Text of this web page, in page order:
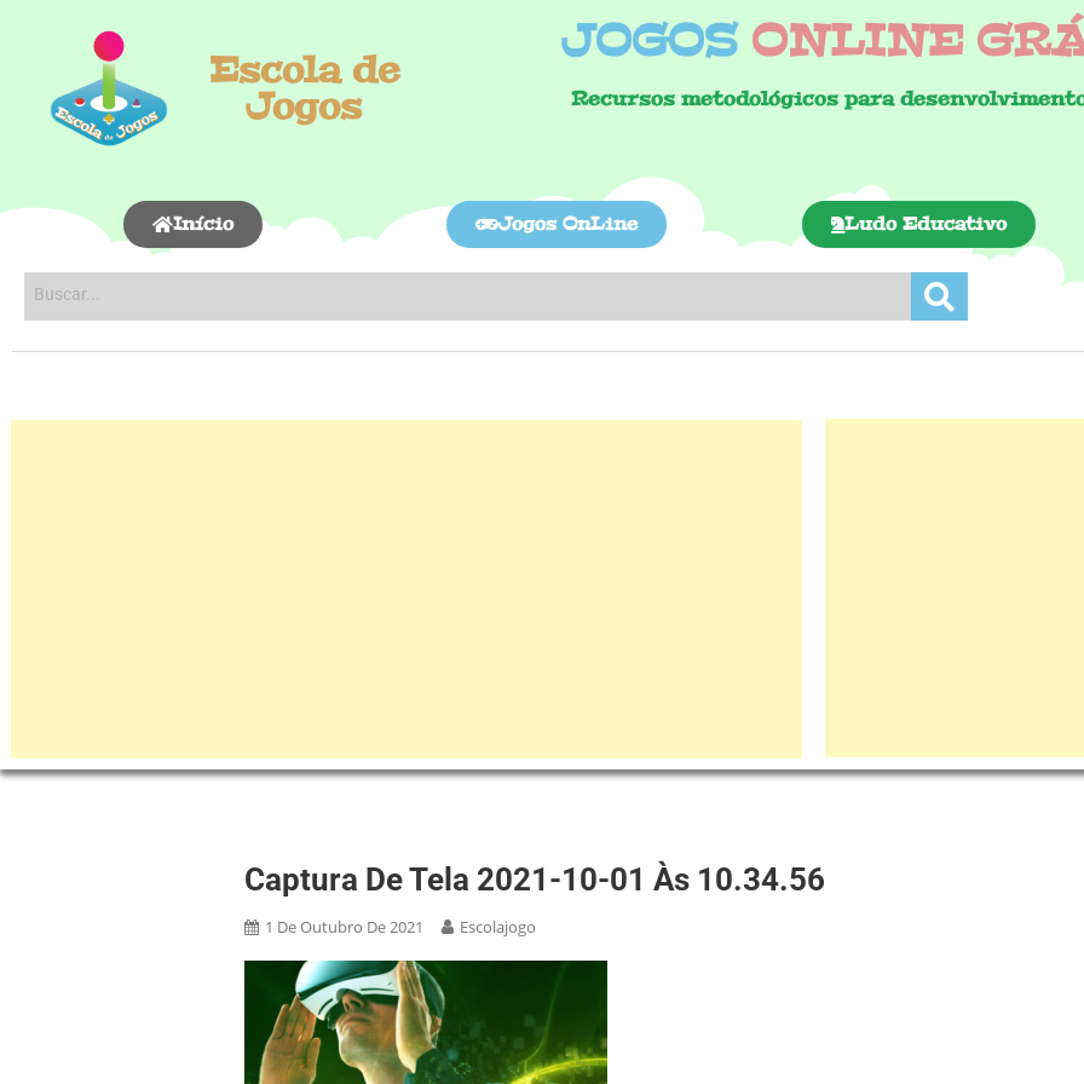
Escola de
Jogos
JOGOS ONLINE
Recursos metodológicos para
Início Jogos OnLine Ludo Educativo
Captura De Tela 2021-10-01 Às 10.34.56
1 De Outubro De 2021 Escolajogo